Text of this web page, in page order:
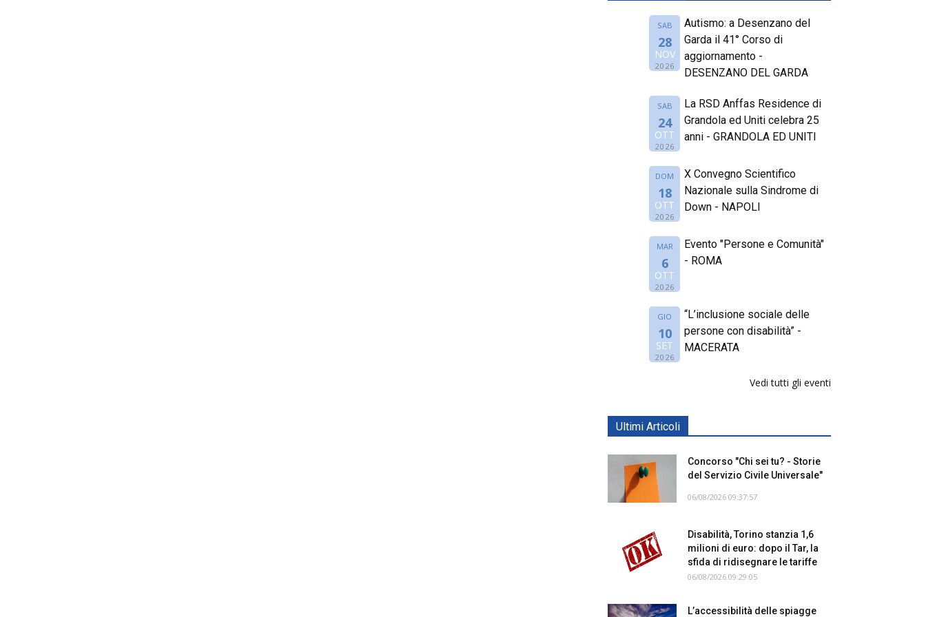
SAB
28
NOV
2026
Autismo: a Desenzano del
Garda il 41° Corso di
aggiornamento -
DESENZANO DEL GARDA
SAB
24
OTT
2026
La RSD Anffas Residence di
Grandola ed Uniti celebra 25
anni - GRANDOLA ED UNITI
DOM
18
OTT
2026
X Convegno Scientifico
Nazionale sulla Sindrome di
Down - NAPOLI
MAR
6
OTT
2026
Evento "Persone e Comunità"
- ROMA
GIO
10
SET
2026
“L’inclusione sociale delle
persone con disabilità” -
MACERATA
Vedi tutti gli eventi
Ultimi Articoli
Concorso "Chi sei tu? - Storie
del Servizio Civile Universale"
06/08/2026 09:37:57
Disabilità, Torino stanzia 1,6
milioni di euro: dopo il Tar, la
sfida di ridisegnare le tariffe
06/08/2026 09:29:05
L’accessibilità delle spiagge